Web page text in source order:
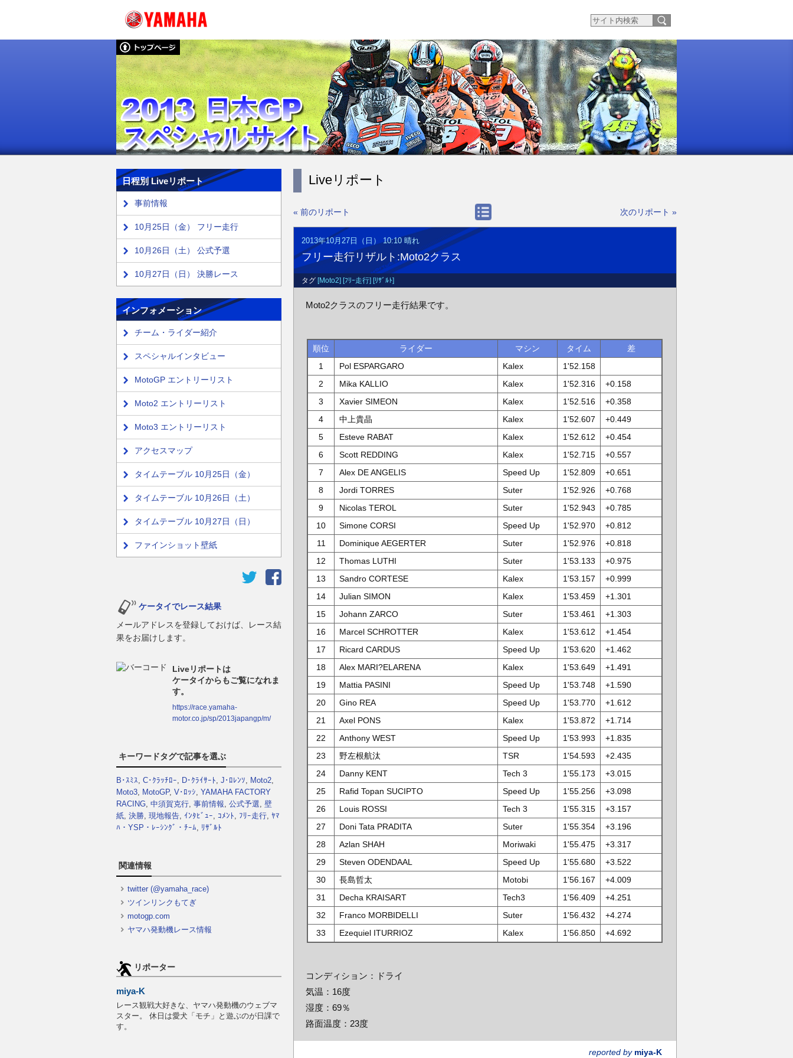
Liveリポート
« 前のリポート 次のリポート »
2013年10月27日（日） 10:10晴れ
フリー走行リザルト:Moto2クラス
タグ [Moto2] [ﾌﾘｰ走行] [ﾘｻﾞﾙﾄ]
Moto2クラスのフリー走行結果です。
順位 ライダー マシン タイム
差
1
Pol ESPARGARO Kalex
1'52.158
2
Mika KALLIO Kalex 1'52.316
+0.158
3
Xavier SIMEON Kalex 1'52.516
+0.358
4
中上貴晶 Kalex 1'52.607
+0.449
5
Esteve RABAT Kalex 1'52.612
+0.454
6
Scott REDDING Kalex 1'52.715
+0.557
7
Alex DE ANGELIS Speed Up 1'52.809
+0.651
8
Jordi TORRES Suter 1'52.926
+0.768
9
Nicolas TEROL Suter 1'52.943
+0.785
10
Simone CORSI Speed Up 1'52.970
+0.812
11
Dominique AEGERTER Suter 1'52.976
+0.818
12
Thomas LUTHI Suter 1'53.133
+0.975
13
Sandro CORTESE Kalex 1'53.157
+0.999
14
Julian SIMON Kalex 1'53.459
+1.301
15
Johann ZARCO Suter 1'53.461
+1.303
16
Marcel SCHROTTER Kalex 1'53.612
+1.454
17
Ricard CARDUS Speed Up 1'53.620
+1.462
18
Alex MARI?ELARENA Kalex 1'53.649
+1.491
19
Mattia PASINI Speed Up 1'53.748
+1.590
20
Gino REA Speed Up 1'53.770
+1.612
21
Axel PONS Kalex 1'53.872
+1.714
22
Anthony WEST Speed Up 1'53.993
+1.835
23
野左根航汰 TSR 1'54.593
+2.435
24
Danny KENT Tech 3 1'55.173
+3.015
25
Rafid Topan SUCIPTO Speed Up 1'55.256
+3.098
26
Louis ROSSI Tech 3 1'55.315
+3.157
27
Doni Tata PRADITA Suter 1'55.354
+3.196
28
Azlan SHAH Moriwaki 1'55.475
+3.317
29
Steven ODENDAAL Speed Up 1'55.680
+3.522
30
長島哲太 Motobi 1'56.167
+4.009
31
Decha KRAISART Tech3 1'56.409
+4.251
32
Franco MORBIDELLI Suter 1'56.432
+4.274
33
Ezequiel ITURRIOZ Kalex 1'56.850 +4.692
コンディション：ドライ
気温：16度
湿度：69％
路面温度：23度
reported by miya-K
日程別 Liveリポート
事前情報
10月25日（金） フリー走行
10月26日（土） 公式予選
10月27日（日） 決勝レース
インフォメーション
チーム・ライダー紹介
スペシャルインタビュー
MotoGP エントリーリスト
Moto2 エントリーリスト
Moto3 エントリーリスト
アクセスマップ
タイムテーブル 10月25日（金）
タイムテーブル 10月26日（土）
タイムテーブル 10月27日（日）
ファインショット壁紙
ケータイでレース結果
メールアドレスを登録しておけば、レース結
果をお届けします。
Liveリポートは
ケータイからもご覧になれま
す。
https://race.yamaha-
motor.co.jp/sp/2013japangp/m/
キーワードタグで記事を選ぶ
B･ｽﾐｽ, C･ｸﾗｯﾁﾛｰ, D･ｸﾗｲｻｰﾄ, J･ﾛﾚﾝｿ, Moto2,
Moto3, MotoGP, V･ﾛｯｼ, YAMAHA FACTORY
RACING, 中須賀克行, 事前情報, 公式予選, 壁
紙, 決勝, 現地報告, ｲﾝﾀﾋﾞｭｰ, ｺﾒﾝﾄ, ﾌﾘｰ走行, ﾔﾏ
ﾊ・YSP・ﾚｰｼﾝｸﾞ・ﾁｰﾑ, ﾘｻﾞﾙﾄ
関連情報
twitter (@yamaha_race)
ツインリンクもてぎ
motogp.com
ヤマハ発動機レース情報
リポーター
miya-K
レース観戦大好きな、ヤマハ発動機のウェブマ
スター。 休日は愛犬「モチ」と遊ぶのが日課で
す。